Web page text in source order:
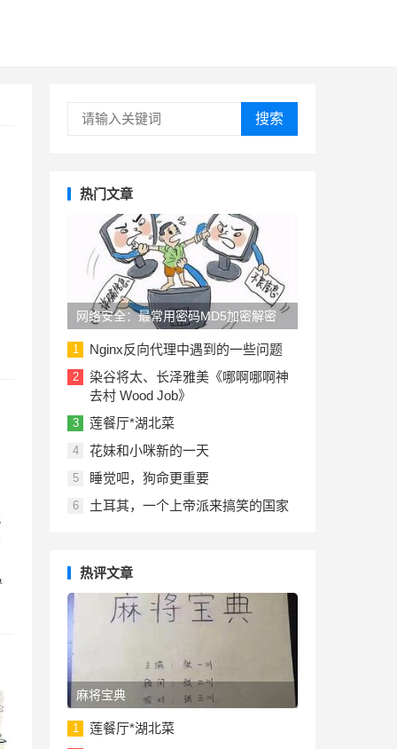
搜索
热门文章
网络安全：最常用密码MD5加密解密
1 Nginx反向代理中遇到的一些问题
2
染谷将太、长泽雅美《哪啊哪啊神
去村 Wood Job》
3 莲餐厅*湖北菜
4 花妹和小咪新的一天
5 睡觉吧，狗命更重要
6 土耳其，一个上帝派来搞笑的国家
热评文章
麻将宝典
1 莲餐厅*湖北菜